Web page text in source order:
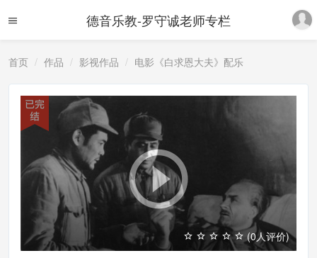
德音乐教-罗守诚老师专栏
首页 作品 影视作品 电影《白求恩大夫》配乐
(0人评价)